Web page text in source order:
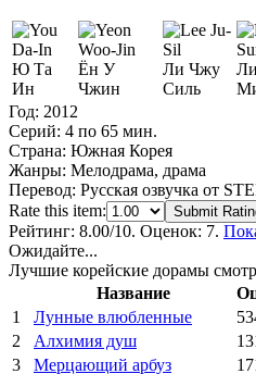
Ю Та
Ин
Ён У
Чжин
Ли Чжу
Силь
Год: 2012
Серий: 4 по 65 мин.
Страна: Южная Корея
Жанры: Мелодрама, драма
Перевод: Русская озвучка от
Rate this item:
Submit
Рейтинг: 8.00/10. Оценок: 7.
Ожидайте...
Лучшие корейские дорамы
Название
1
Лунные влюбленные
2
Алхимия душ
3
Мерцающий арбуз